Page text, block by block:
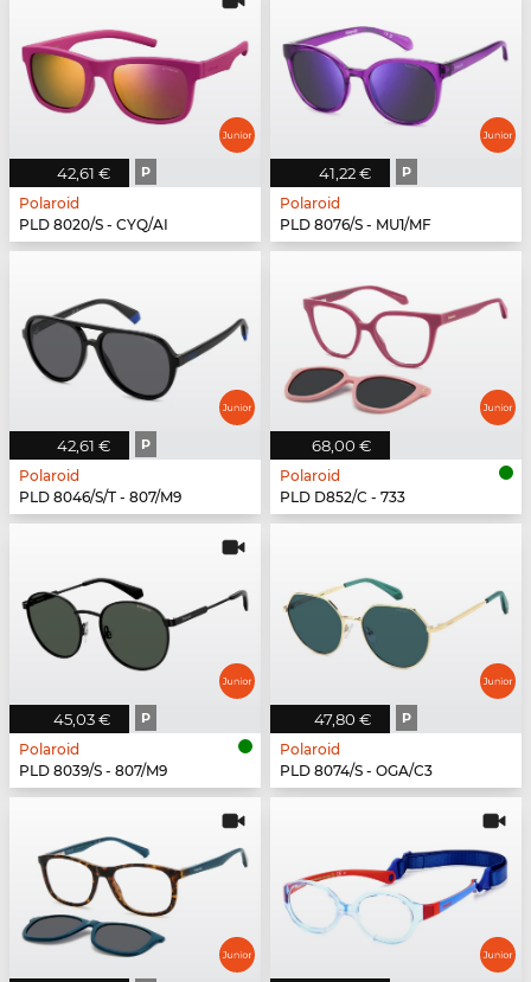
42,61 € P
Polaroid
PLD 8020/S - CYQ/AI
41,22 € P
Polaroid
PLD 8076/S - MU1/MF
42,61 € P
Polaroid
PLD 8046/S/T - 807/M9
68,00 €
Polaroid
PLD D852/C - 733
45,03 € P
Polaroid
PLD 8039/S - 807/M9
47,80 € P
Polaroid
PLD 8074/S - OGA/C3